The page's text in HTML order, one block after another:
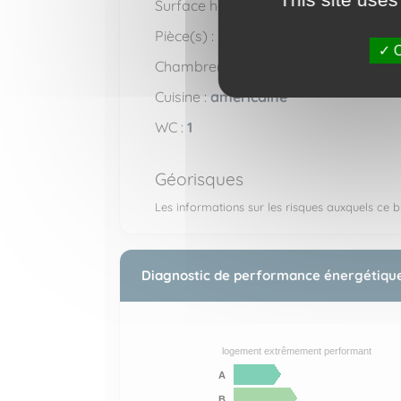
Surface habitable : 28 m
Pièce(s) :
Chambre(s) :
Cuisine : américaine
WC : 1
Géorisques
Les informations sur les risques auxquels ce
Diagnostic de performance
A
logement extrêmement performant